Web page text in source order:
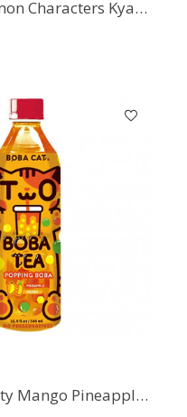
Bandai Pokemon Characters Kyara-Paki Chocolate (3)
Boba Cat Fruity Mango Pineapple Popping Boba Tea 500 ml